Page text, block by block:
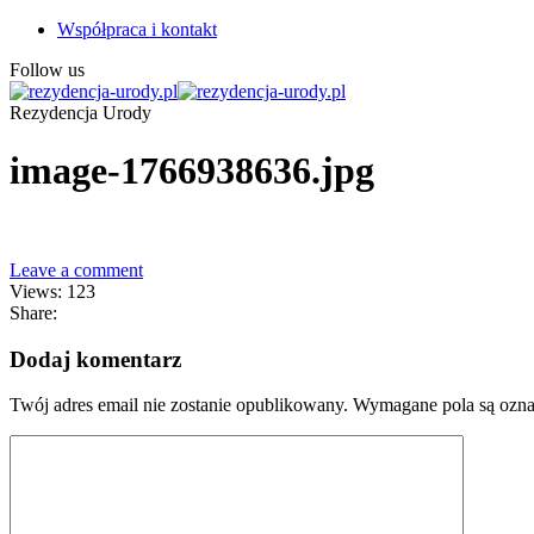
Współpraca i kontakt
Follow us
Rezydencja Urody
image-1766938636.jpg
Leave a comment
Views: 123
Share:
Dodaj komentarz
Twój adres email nie zostanie opublikowany. Wymagane pola są